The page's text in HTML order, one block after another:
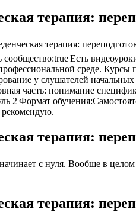
терапия:
терапия:
среде. Курсы
у слушателей
часть: понимание
2|Формат
терапия:
с нуля. Вообше в
терапия: